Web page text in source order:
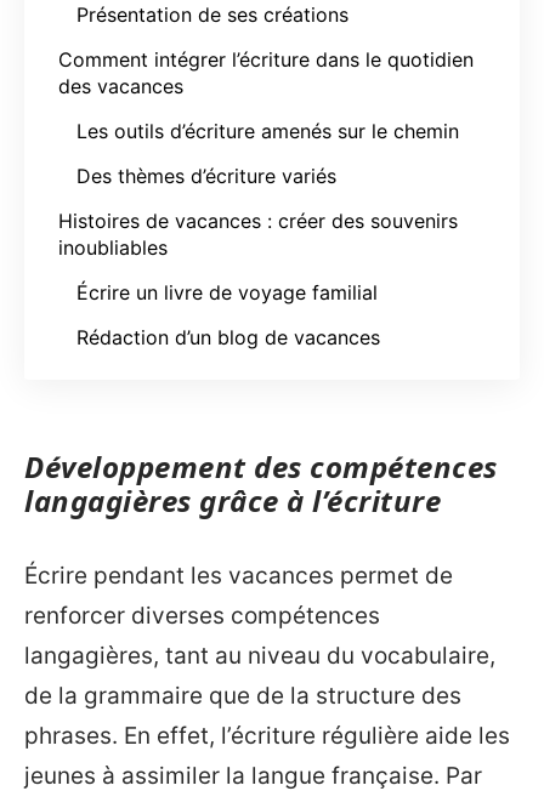
Présentation de ses créations
Comment intégrer l’écriture dans le quotidien
des vacances
Les outils d’écriture amenés sur le chemin
Des thèmes d’écriture variés
Histoires de vacances : créer des souvenirs
inoubliables
Écrire un livre de voyage familial
Rédaction d’un blog de vacances
Développement des compétences
langagières grâce à l’écriture
Écrire pendant les vacances permet de
renforcer diverses compétences
langagières, tant au niveau du vocabulaire,
de la grammaire que de la structure des
phrases. En effet, l’écriture régulière aide les
jeunes à assimiler la langue française. Par